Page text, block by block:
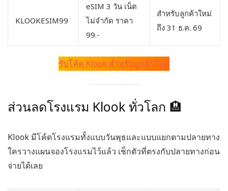
KLOOKESIM99
eSIM 3 วัน เน็ต
ไม่จำกัด ราคา
99.-
สำหรับลูกค้าใหม่
ถึง 31 ธ.ค. 69
รับโค้ด Klook สำหรับลูกค้าใหม่
ส่วนลดโรงแรม Klook ทั่วโลก 🏨
Klook มีโค้ดโรงแรมทั้งแบบวันพุธและแบบแยกตามปลายทาง
ใครวางแผนจองโรงแรมไว้แล้ว เช็กตัวที่ตรงกับปลายทางก่อน
จ่ายได้เลย